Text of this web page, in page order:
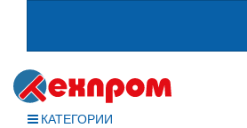
КАТЕГОРИИ